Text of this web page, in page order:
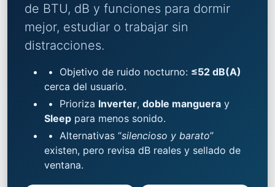
de BTU, dB y funciones para dormir
mejor, estudiar o trabajar sin
distracciones.
• Objetivo de ruido nocturno: ≤52 dB(A)
cerca del usuario.
•
Prioriza Inverter, doble manguera y
Sleep para menos sonido.
•
Alternativas “silencioso y barato”
existen, pero revisa dB reales y sellado de
ventana.